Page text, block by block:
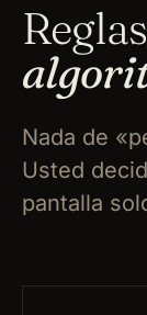
Nada de
Usted
pantalla